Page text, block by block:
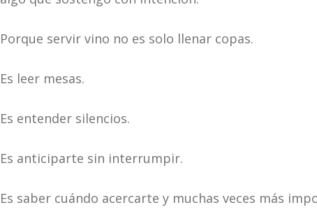
Porque servir vino no es solo llenar copas.
Es leer mesas.
Es entender silencios.
Es anticiparte sin interrumpir.
Es saber cuándo acercarte y muchas veces más